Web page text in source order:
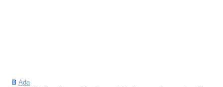
Ada